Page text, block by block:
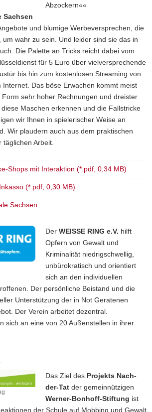
Abzockern««
Sachsen
und blumige Werbeversprechen, die
um wahr zu sein. Und leider sind sie das in
Die Palette an Tricks reicht dabei vom
für 5 Euro über vielversprechende
bis hin zum kostenlosen Streaming von
Internet. Das böse Erwachen kommt meist
sehr hoher Rechnungen und dreister
Maschen erkennen und die Fallstricke
wir Ihnen in spielerischer Weise an
Wir plaudern auch aus dem praktischen
Arbeit.
Shops mit Interaktion (*.pdf, 0,34 MB)
(*.pdf, 0,30 MB)
Sachsen
Der WEISSE RING e.V. hilft
Opfern von Gewalt und
Kriminalität niedrigschwellig,
unbürokratisch und orientiert
sich an den individuellen
Der persönliche Beistand und die
Unterstützung der in Not Geratenen
Der Verein arbeitet dezentral.
sich an eine von 20 Außenstellen in ihrer
Das Ziel des Projekts Nach-
der-Tat der gemeinnützigen
Werner-Bonhoff-Stiftung ist
der Schule auf Mobbing und Gewalt